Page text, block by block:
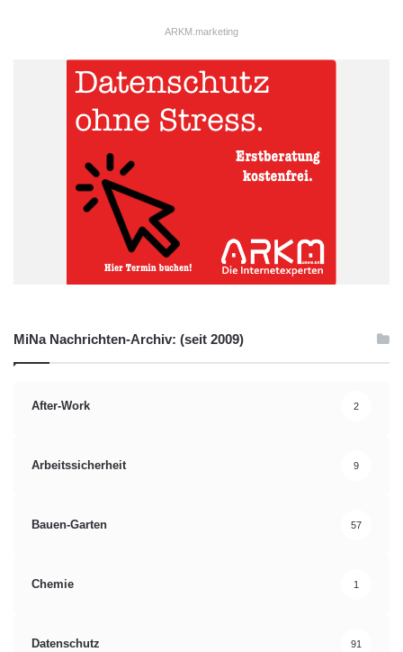
ARKM.marketing
MiNa Nachrichten-Archiv: (seit 2009)
After-Work 2
Arbeitssicherheit 9
Bauen-Garten 57
Chemie 1
Datenschutz 91